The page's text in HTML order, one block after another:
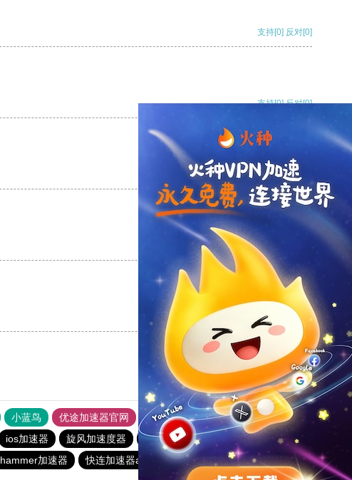
支持[0] 反对[0]
支持[0] 反对[0]
支持[0] 反对
支持
支持 反对 [0]
小蓝鸟 优途加速器官网 风驰加速器 旋风加速器
八戒看书
ios加速器 旋风加速度器 outline outline
雷霆加器速
hammer加速器 快连加速器app ios加速器
雷霆加器速